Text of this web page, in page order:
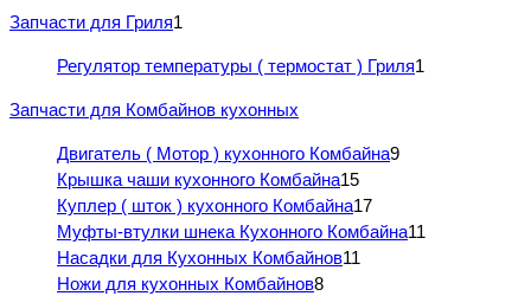
Запчасти для Гриля1
Регулятор температуры ( термостат ) Гриля1
Запчасти для Комбайнов кухонных
Двигатель ( Мотор ) кухонного Комбайна9
Крышка чаши кухонного Комбайна15
Куплер ( шток ) кухонного Комбайна17
Муфты-втулки шнека Кухонного Комбайна11
Насадки для Кухонных Комбайнов11
Ножи для кухонных Комбайнов8